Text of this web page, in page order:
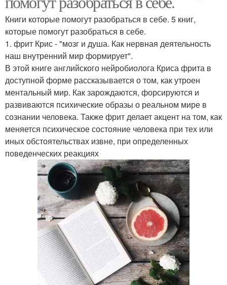
Книги которые помогут разобраться в себе. 5 книг,
которые помогут разобраться в себе.
1. фрит Крис - "мозг и душа. Как нервная деятельность
наш внутренний мир формирует".
В этой книге английского нейробиолога Криса фрита в
доступной форме рассказывается о том, как утроен
ментальный мир. Как зарождаются, форсируются и
развиваются психические образы о реальном мире в
сознании человека. Также фрит делает акцент на том, как
меняется психическое состояние человека при тех или
иных обстоятельствах извне, при определенных
поведенческих реакциях